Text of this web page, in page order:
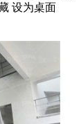
设为桌面